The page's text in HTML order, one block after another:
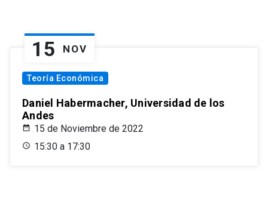
15 NOV
Teoría Económica
Daniel Habermacher, Universidad de los
Andes
15 de Noviembre de 2022
15:30 a 17:30